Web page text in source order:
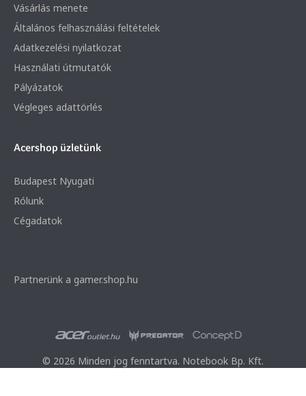
Vásárlás menete
Általános felhasználási feltételek
Adatkezelési nyilatkozat
Használati útmutatók
Pályázatok
Végleges adattörlés
Acershop üzletünk
Budapest Nyugati
Rólunk
Cégadatok
Partnerünk a gamer.shop.hu
© 2026 Minden jog fenntartva. Notebook Bp. Kft.